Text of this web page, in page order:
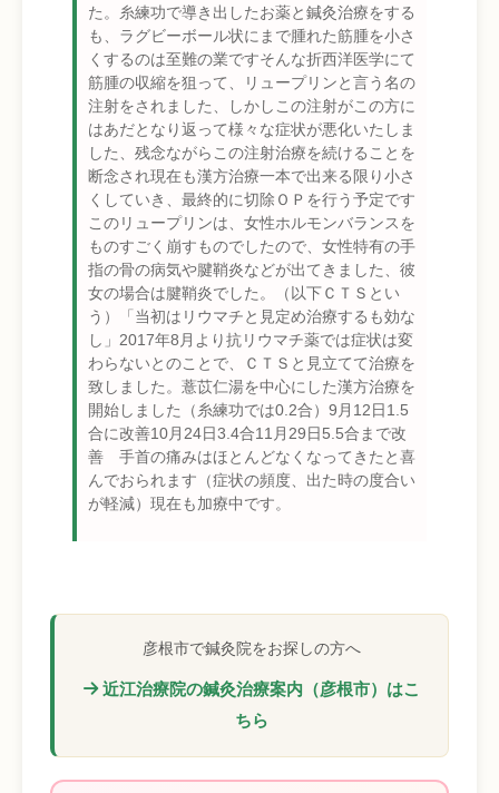
た。糸練功で導き出したお薬と鍼灸治療をする
も、ラグビーボール状にまで腫れた筋腫を小さ
くするのは至難の業ですそんな折西洋医学にて
筋腫の収縮を狙って、リュープリンと言う名の
注射をされました、しかしこの注射がこの方に
はあだとなり返って様々な症状が悪化いたしま
した、残念ながらこの注射治療を続けることを
断念され現在も漢方治療一本で出来る限り小さ
くしていき、最終的に切除ＯＰを行う予定です
このリュープリンは、女性ホルモンバランスを
ものすごく崩すものでしたので、女性特有の手
指の骨の病気や腱鞘炎などが出てきました、彼
女の場合は腱鞘炎でした。（以下ＣＴＳとい
う）「当初はリウマチと見定め治療するも効な
し」2017年8月より抗リウマチ薬では症状は変
わらないとのことで、ＣＴＳと見立てて治療を
致しました。薏苡仁湯を中心にした漢方治療を
開始しました（糸練功では0.2合）9月12日1.5
合に改善10月24日3.4合11月29日5.5合まで改
善 手首の痛みはほとんどなくなってきたと喜
んでおられます（症状の頻度、出た時の度合い
が軽減）現在も加療中です。
彦根市で鍼灸院をお探しの方へ
近江治療院の鍼灸治療案内（彦根市）はこ
ちら